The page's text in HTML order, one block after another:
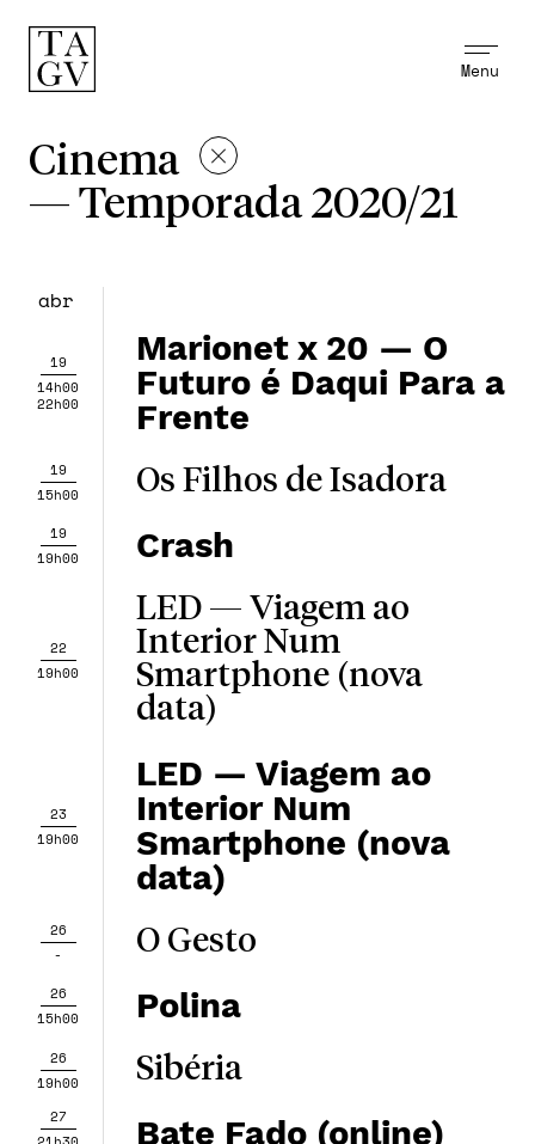
Menu
Cinema
— Temporada 2020/21
abr
19
14h00
22h00
Marionet x 20 — O
Futuro é Daqui Para a
Frente
19
15h00
Os Filhos de Isadora
19
19h00
Crash
22
19h00
LED — Viagem ao
Interior Num
Smartphone (nova
data)
23
19h00
LED — Viagem ao
Interior Num
Smartphone (nova
data)
26
-
O Gesto
26
15h00
Polina
26
19h00
Sibéria
27
Bate Fado (online)